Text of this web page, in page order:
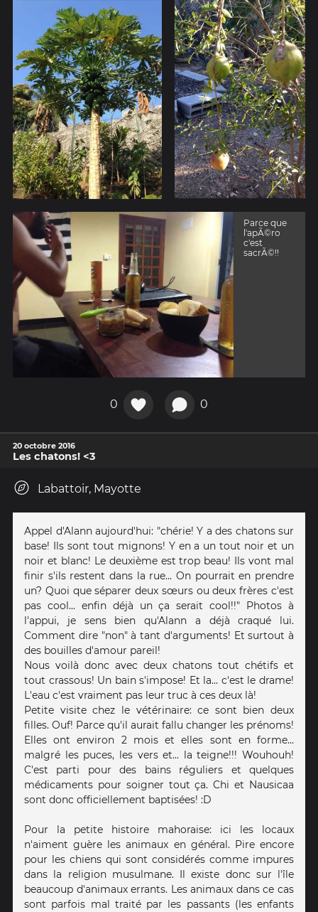
Parce que
l'apÃ©ro
c'est
sacrÃ©!!
0 0
20 octobre 2016
Les chatons! <3
Labattoir, Mayotte
Appel d'Alann aujourd'hui: "chérie! Y a des chatons sur
base! Ils sont tout mignons! Y en a un tout noir et un
noir et blanc! Le deuxième est trop beau! Ils vont mal
finir s'ils restent dans la rue... On pourrait en prendre
un? Quoi que séparer deux sœurs ou deux frères c'est
pas cool... enfin déjà un ça serait cool!!" Photos à
l'appui, je sens bien qu'Alann a déjà craqué lui.
Comment dire "non" à tant d'arguments! Et surtout à
des bouilles d'amour pareil!
Nous voilà donc avec deux chatons tout chétifs et
tout crassous! Un bain s'impose! Et la... c'est le drame!
L'eau c'est vraiment pas leur truc à ces deux là!
Petite visite chez le vétérinaire: ce sont bien deux
filles. Ouf! Parce qu'il aurait fallu changer les prénoms!
Elles ont environ 2 mois et elles sont en forme...
malgré les puces, les vers et... la teigne!!! Wouhouh!
C'est parti pour des bains réguliers et quelques
médicaments pour soigner tout ça. Chi et Nausicaa
sont donc officiellement baptisées! :D
Pour la petite histoire mahoraise: ici les locaux
n'aiment guère les animaux en général. Pire encore
pour les chiens qui sont considérés comme impures
dans la religion musulmane. Il existe donc sur l'île
beaucoup d'animaux errants. Les animaux dans ce cas
sont parfois mal traité par les passants (les enfants